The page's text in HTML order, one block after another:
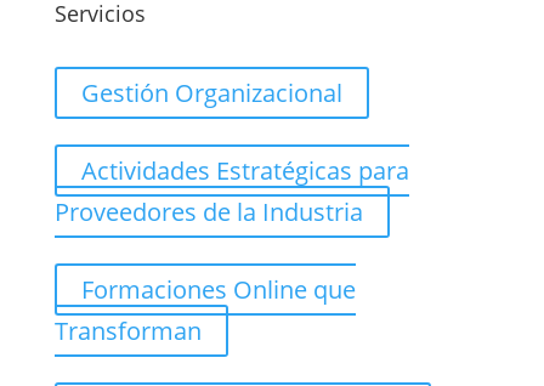
Servicios
Gestión Organizacional
Actividades Estratégicas para
Proveedores de la Industria
Formaciones Online que
Transforman